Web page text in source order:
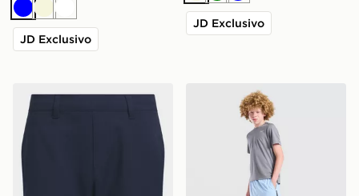
BluBeigeBianco
JD Exclusivo
JD Exclusivo
adidas Short Ultimate Adjustable Per Bambini E
Nike Pantaloncino